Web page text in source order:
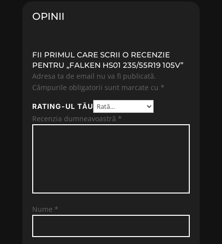
OPINII
FII PRIMUL CARE SCRII O RECENZIE
PENTRU „FALKEN HS01 235/55R19 105V”
Adresa ta de email nu va fi publicată.
Câmpurile obligatorii sunt marcate cu *
RATING-UL TĂU
Recenzia dumneavoastră *
Nume *